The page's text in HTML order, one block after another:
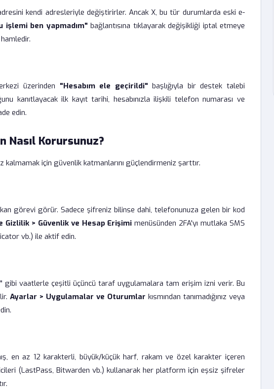
kendi adresleriyle değiştirirler. Ancak X, bu tür durumlarda eski e-
işlemi ben yapmadım" bağlantısına tıklayarak değişikliği iptal etmeye
üzerinden "Hesabım ele geçirildi" başlığıyla bir destek talebi
kanıtlayacak ilk kayıt tarihi, hesabınızla ilişkili telefon numarası ve
edin.
Nasıl Korursunuz?
kalmamak için güvenlik katmanlarını güçlendirmeniz şarttır.
görevi görür. Sadece şifreniz bilinse dahi, telefonunuza gelen bir kod
Gizlilik > Güvenlik ve Hesap Erişimi menüsünden 2FA'yı mutlaka SMS
vb.) ile aktif edin.
gibi vaatlerle çeşitli üçüncü taraf uygulamalara tam erişim izni verir. Bu
Ayarlar > Uygulamalar ve Oturumlar kısmından tanımadığınız veya
en az 12 karakterli, büyük/küçük harf, rakam ve özel karakter içeren
(LastPass, Bitwarden vb.) kullanarak her platform için eşsiz şifreler